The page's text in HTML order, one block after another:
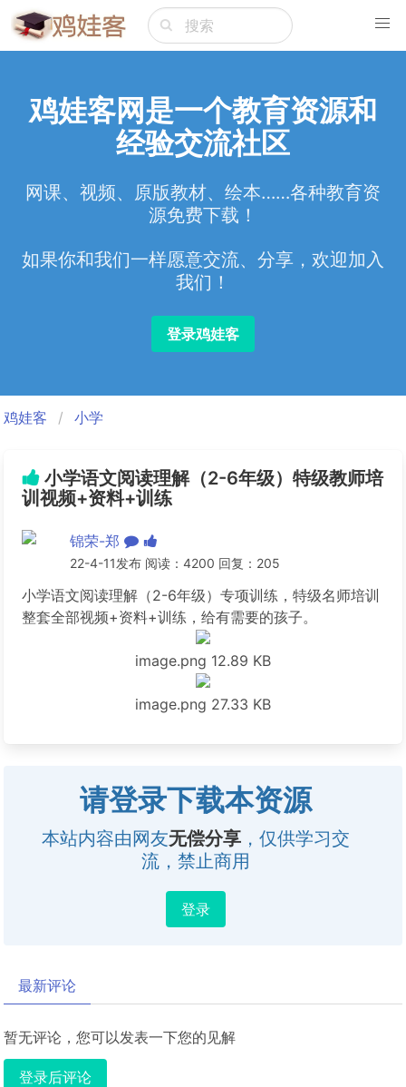
鸡娃客网是一个教育资源和
经验交流社区
网课、视频、原版教材、绘本……各种教育资
源免费下载！
如果你和我们一样愿意交流、分享，欢迎加入
我们！
登录鸡娃客
鸡娃客 小学
小学语文阅读理解（2-6年级）特级教师培
训视频+资料+训练
锦荣-郑
22-4-11发布 阅读：4200 回复：205
小学语文阅读理解（2-6年级）专项训练，特级名师培训
整套全部视频+资料+训练，给有需要的孩子。
image.png 12.89 KB
image.png 27.33 KB
请登录下载本资源
本站内容由网友无偿分享 ，仅供学习交
流，禁止商用
登录
最新评论
暂无评论，您可以发表一下您的见解
登录后评论